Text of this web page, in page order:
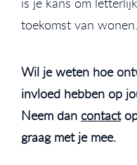
toekomst van wonen.
Wil je weten hoe
invloed hebben op
Neem dan contact
graag met je mee.